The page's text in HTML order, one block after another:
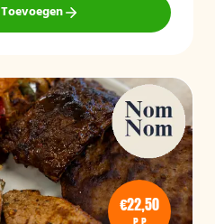
Toevoegen
€22,50